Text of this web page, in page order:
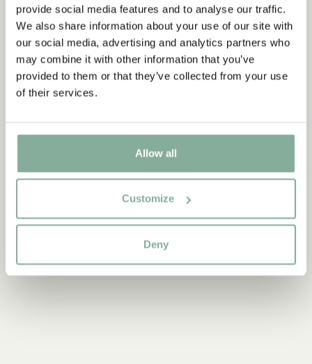
provide social media features and to analyse our traffic.
We also share information about your use of our site with
our social media, advertising and analytics partners who
may combine it with other information that you’ve
provided to them or that they’ve collected from your use
of their services.
Allow all
Customize
Deny
Upptäck mer Accessoarer
HÅRACCESSOARER PLÅNBÖCKER VÄSKOR
MÖSSOR & HATTAR SMYCKEN